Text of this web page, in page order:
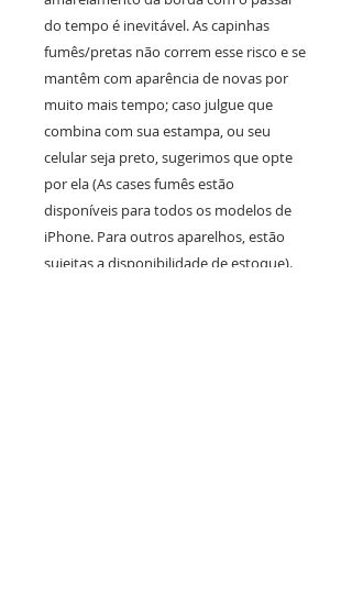
do tempo é inevitável. As capinhas
fumês/pretas não correm esse risco e se
mantêm com aparência de novas por
muito mais tempo; caso julgue que
combina com sua estampa, ou seu
celular seja preto, sugerimos que opte
por ela (As cases fumês estão
disponíveis para todos os modelos de
iPhone. Para outros aparelhos, estão
sujeitas a disponibilidade de estoque).